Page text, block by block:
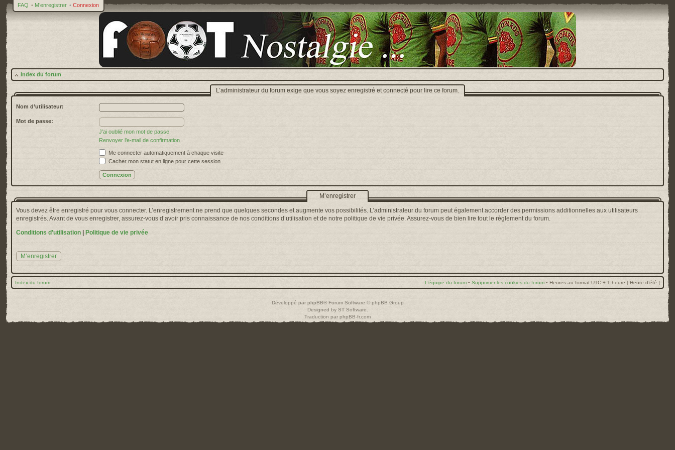
FAQ • M’enregistrer • Connexion
Index du forum
L’administrateur du forum exige que vous soyez enregistré et connecté pour lire ce forum.
Nom d’utilisateur:
Mot de passe:
J’ai oublié mon mot de passe
Renvoyer l’e-mail de confirmation
Me connecter automatiquement à chaque visite
Cacher mon statut en ligne pour cette session
M’enregistrer
Vous devez être enregistré pour vous connecter. L’enregistrement ne prend que quelques secondes et augmente vos possibilités. L’administrateur du forum peut également accorder des permissions additionnelles aux utilisateurs
enregistrés. Avant de vous enregistrer, assurez-vous d’avoir pris connaissance de nos conditions d’utilisation et de notre politique de vie privée. Assurez-vous de bien lire tout le règlement du forum.
Conditions d’utilisation
Politique de vie privée
M’enregistrer
Index du forum L’équipe du forum • Supprimer les cookies du forum • Heures au format UTC + 1 heure [ Heure d’été ]
Développé par phpBB® Forum Software © phpBB Group
Designed by ST Software
Traduction par phpBB-fr.com